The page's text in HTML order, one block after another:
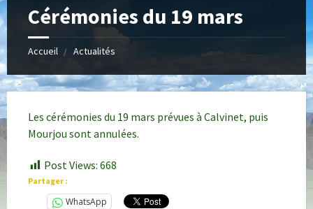
Cérémonies du 19 mars
Accueil Actualités
Les cérémonies du 19 mars prévues à Calvinet, puis
Mourjou sont annulées.
Post Views: 668
Partager :
WhatsApp